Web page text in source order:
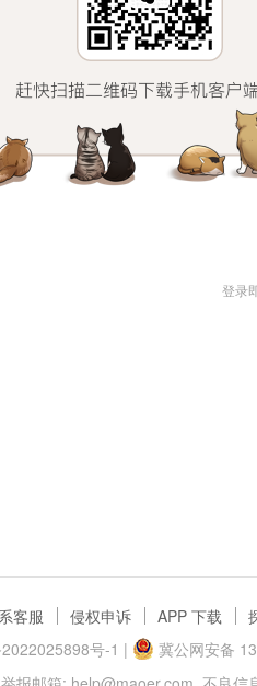
登录
客服 侵权申诉 APP 下载
号-1 | 冀公网安备